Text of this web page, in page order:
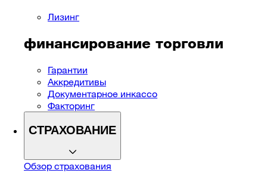
Лизинг
финансирование торговли
Гарантии
Аккредитивы
Документарное инкассо
Факторинг
СТРАХОВАНИЕ
Обзор страхования